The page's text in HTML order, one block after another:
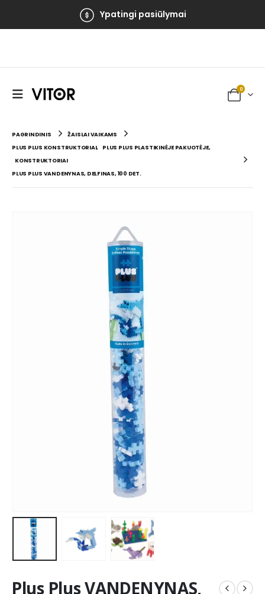
Ypatingi pasiūlymai
0
PAGRINDINIS
ŽAISLAI VAIKAMS
PLUS PLUS KONSTRUKTORIAI, PLUS PLUS PLASTIKINĖJE PAKUOTĖJE,
KONSTRUKTORIAI
PLUS PLUS VANDENYNAS, DELFINAS, 100 DET.
Plus Plus VANDENYNAS,